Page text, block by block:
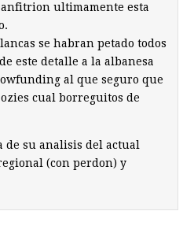
ultimamente esta
se habran petado todos
este detalle a la albanesa
al que seguro que
cual borreguitos de
de su analisis del actual
(con perdon) y